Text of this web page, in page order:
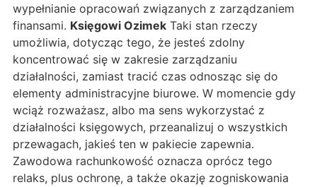
wypełnianie opracowań związanych z zarządzaniem
finansami. Księgowi Ozimek Taki stan rzeczy
umożliwia, dotycząc tego, że jesteś zdolny
koncentrować się w zakresie zarządzaniu
działalności, zamiast tracić czas odnosząc się do
elementy administracyjne biurowe. W momencie gdy
wciąż rozważasz, albo ma sens wykorzystać z
działalności księgowych, przeanalizuj o wszystkich
przewagach, jakieś ten w pakiecie zapewnia.
Zawodowa rachunkowość oznacza oprócz tego
relaks, plus ochronę, a także okazję zogniskowania